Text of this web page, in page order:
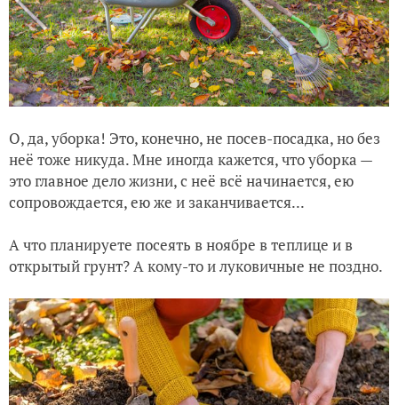
О, да, уборка! Это, конечно, не посев-посадка, но без
неё тоже никуда. Мне иногда кажется, что уборка —
это главное дело жизни, с неё всё начинается, ею
сопровождается, ею же и заканчивается...
А что планируете посеять в ноябре в теплице и в
открытый грунт? А кому-то и луковичные не поздно.